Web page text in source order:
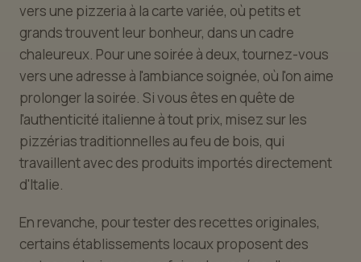
vers une pizzeria à la carte variée, où petits et
grands trouvent leur bonheur, dans un cadre
chaleureux. Pour une soirée à deux, tournez-vous
vers une adresse à l'ambiance soignée, où l'on aime
prolonger la soirée. Si vous êtes en quête de
l'authenticité italienne à tout prix, misez sur les
pizzérias traditionnelles au feu de bois, qui
travaillent avec des produits importés directement
d'Italie.
En revanche, pour tester des recettes originales,
certains établissements locaux proposent des